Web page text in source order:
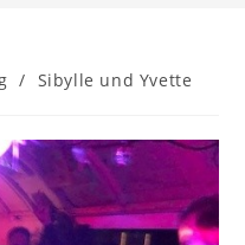
/ Sibylle und Yvette